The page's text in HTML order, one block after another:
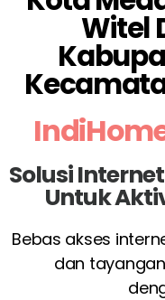
Witel
Solusi
Untuk
Bebas akses
dan